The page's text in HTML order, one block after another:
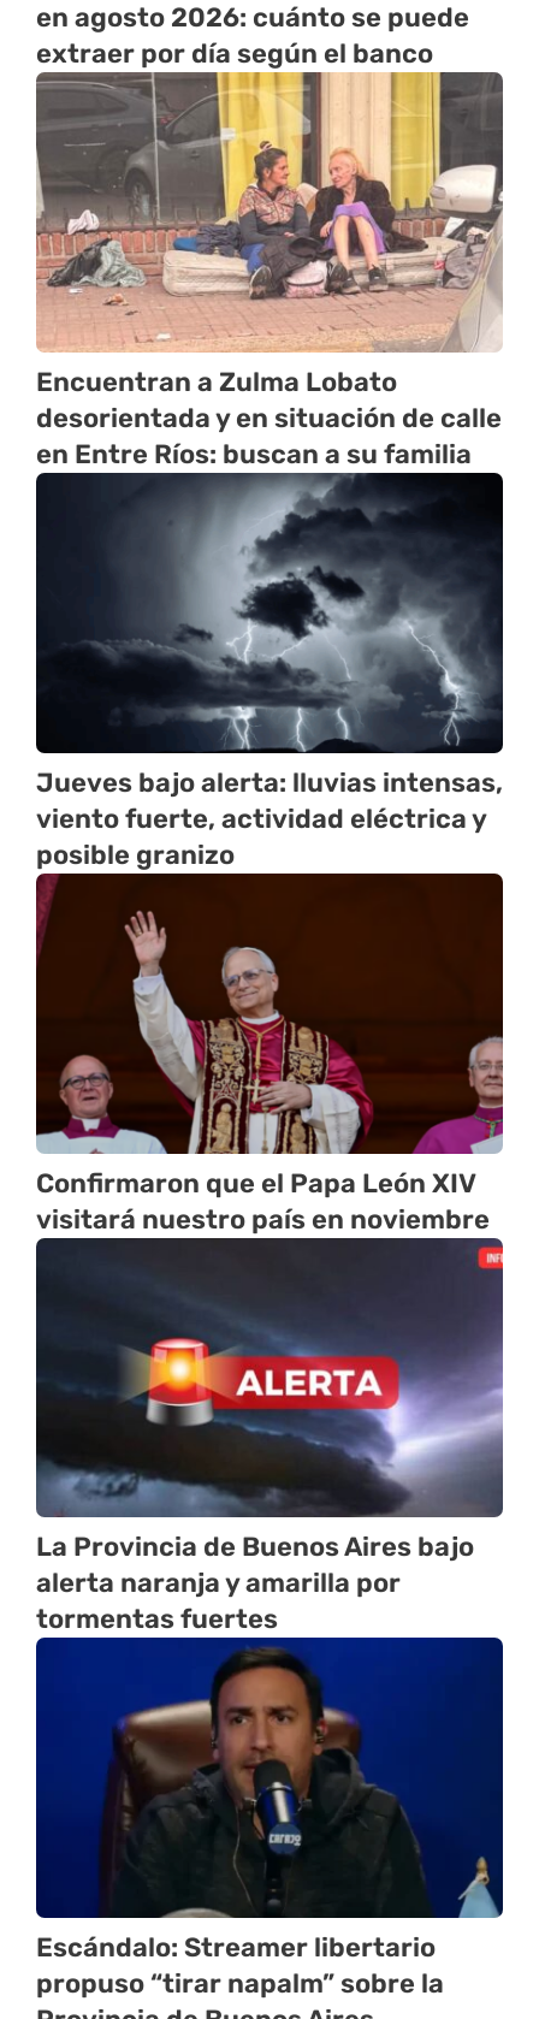
en agosto 2026: cuánto se puede
extraer por día según el banco
Encuentran a Zulma Lobato
desorientada y en situación de calle
en Entre Ríos: buscan a su familia
Jueves bajo alerta: lluvias intensas,
viento fuerte, actividad eléctrica y
posible granizo
Confirmaron que el Papa León XIV
visitará nuestro país en noviembre
La Provincia de Buenos Aires bajo
alerta naranja y amarilla por
tormentas fuertes
Escándalo: Streamer libertario
propuso “tirar napalm” sobre la